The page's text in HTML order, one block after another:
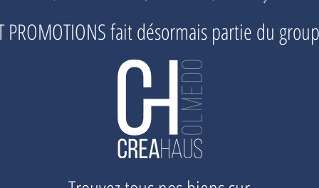
PROMOTIONS fait désormais partie du